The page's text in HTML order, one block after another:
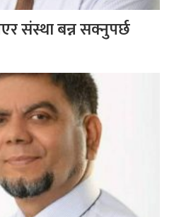
संस्था बन्न सक्नुपर्छ